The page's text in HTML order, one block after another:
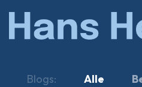
Overslaan naar inhoud
Blogs: Alle